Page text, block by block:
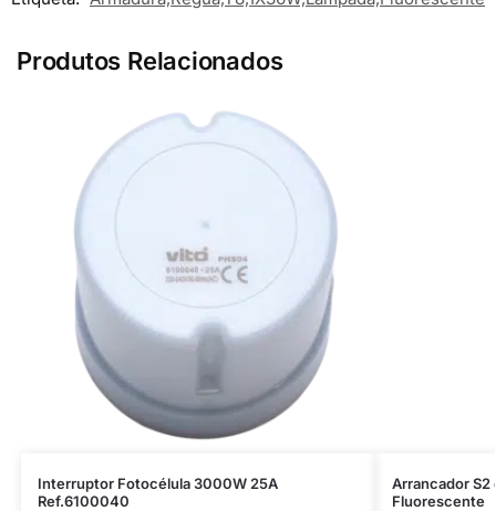
Produtos Relacionados
Interruptor Fotocélula 3000W 25A
Ref.6100040
Arrancador S2
Fluorescente